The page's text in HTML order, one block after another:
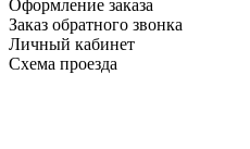
Оформление заказа
Заказ обратного звонка
Личный кабинет
Схема проезда